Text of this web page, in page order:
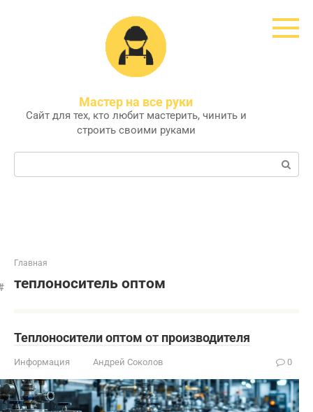
Мастер на все руки
Сайт для тех, кто любит мастерить, чинить и
строить своими руками
Поиск:
Главная
теплоноситель оптом
Теплоносители оптом от производителя
Информация Андрей Соколов 0